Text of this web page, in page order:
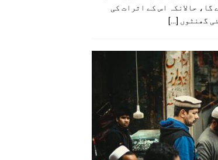
گا، حالانکہ اس کے اثرات کی
گھنٹوں [...]